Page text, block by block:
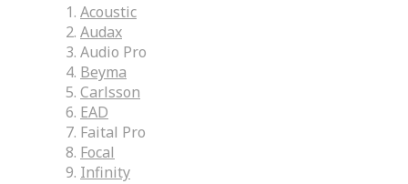
Acoustic
Audax
Audio Pro
Beyma
Carlsson
EAD
Faital Pro
Focal
Infinity